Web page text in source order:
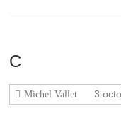
C
Michel Vallet 3